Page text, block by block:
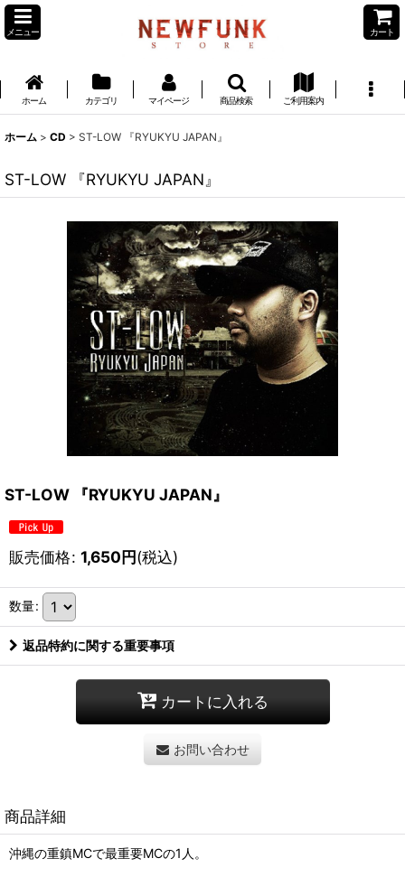
メニュー カート
ホーム カテゴリ マイページ 商品検索 ご利用案内
ホーム > CD > ST-LOW 『RYUKYU JAPAN』
ST-LOW 『RYUKYU JAPAN』
ST-LOW 『RYUKYU JAPAN』
販売価格: 1,650円(税込)
数量:
返品特約に関する重要事項
カートに入れる
お問い合わせ
商品詳細
沖縄の重鎮MCで最重要MCの1人。